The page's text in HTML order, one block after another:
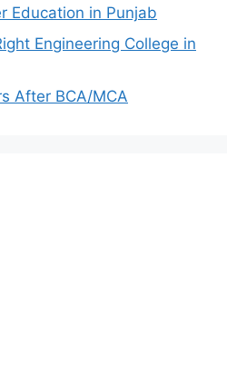
Education in Punjab
Engineering College in
After BCA/MCA